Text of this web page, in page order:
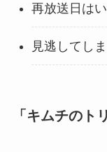
再放送日は
見逃してし
「キムチのト